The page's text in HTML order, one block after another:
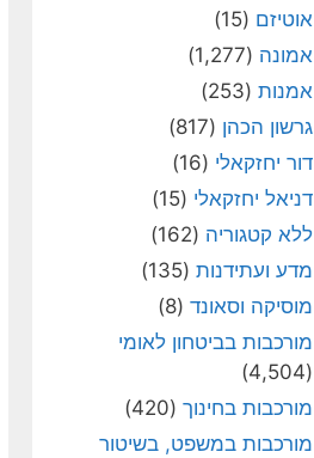
אוטיזם (15)
אמונה (1,277)
אמנות (253)
גרשון הכהן (817)
דור יחזקאלי (16)
דניאל יחזקאלי (15)
ללא קטגוריה (162)
מדע ועתידנות (135)
מוסיקה וסאונד (8)
מורכבות בביטחון לאומי
(4,504)
מורכבות בחינוך (420)
מורכבות במשפט, בשיטור